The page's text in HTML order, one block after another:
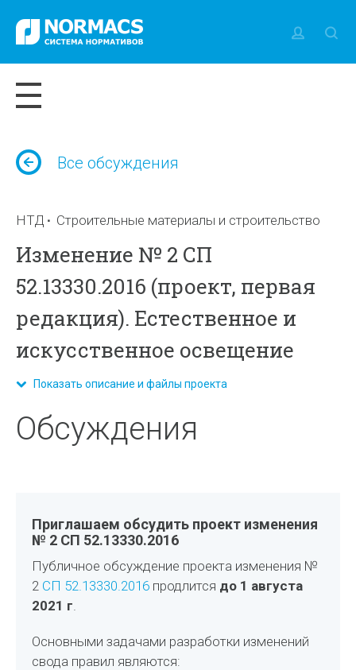
Все обсуждения
НТД Строительные материалы и строительство
Изменение № 2 СП
52.13330.2016 (проект, первая
редакция). Естественное и
искусственное освещение
Показать описание и файлы проекта
Обсуждения
Приглашаем обсудить проект изменения
№ 2 СП 52.13330.2016
Публичное обсуждение проекта изменения №
2 СП 52.13330.2016 продлится до 1 августа
2021 г.
Основными задачами разработки изменений
свода правил являются: